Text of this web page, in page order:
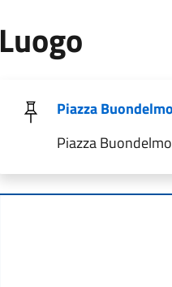
Luogo
Piazza
Piazza